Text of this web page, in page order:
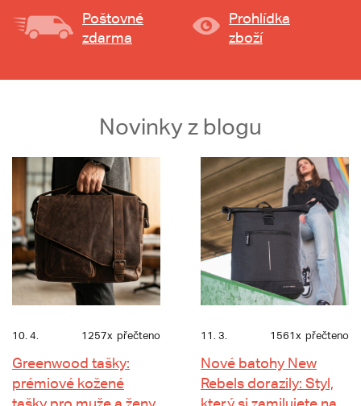
Poštovné
zdarma
Prohlídka
zboží
Novinky z blogu
10. 4. 1257x přečteno
Greenwood tašky:
prémiové kožené
11. 3. 1561x přečteno
Nové batohy New
Rebels dorazily: Styl,